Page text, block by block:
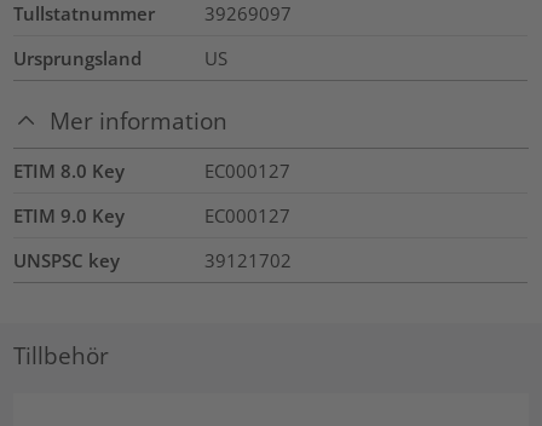
Tullstatnummer
39269097
Ursprungsland
US
Mer information
ETIM 8.0 Key
EC000127
ETIM 9.0 Key
EC000127
UNSPSC key
39121702
Tillbehör